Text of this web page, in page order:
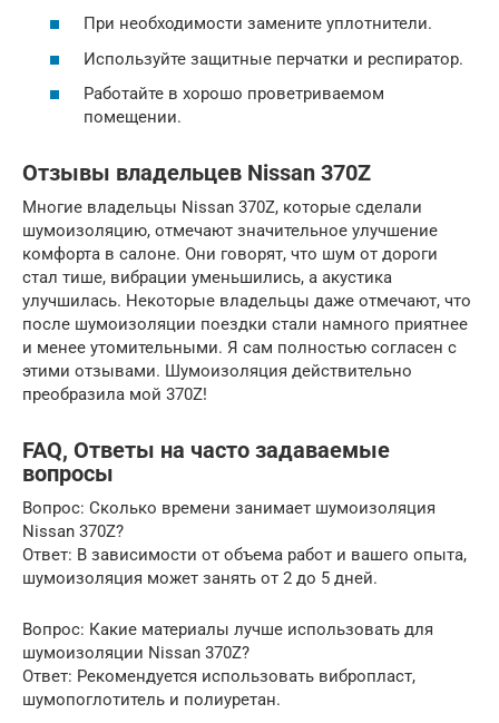
При необходимости замените уплотнители.
Используйте защитные перчатки и респиратор.
Работайте в хорошо проветриваемом
помещении.
Отзывы владельцев Nissan 370Z
Многие владельцы Nissan 370Z, которые сделали
шумоизоляцию, отмечают значительное улучшение
комфорта в салоне. Они говорят, что шум от дороги
стал тише, вибрации уменьшились, а акустика
улучшилась. Некоторые владельцы даже отмечают, что
после шумоизоляции поездки стали намного приятнее
и менее утомительными. Я сам полностью согласен с
этими отзывами. Шумоизоляция действительно
преобразила мой 370Z!
FAQ, Ответы на часто задаваемые
вопросы
Вопрос: Сколько времени занимает шумоизоляция
Nissan 370Z?
Ответ: В зависимости от объема работ и вашего опыта,
шумоизоляция может занять от 2 до 5 дней.
Вопрос: Какие материалы лучше использовать для
шумоизоляции Nissan 370Z?
Ответ: Рекомендуется использовать вибропласт,
шумопоглотитель и полиуретан.